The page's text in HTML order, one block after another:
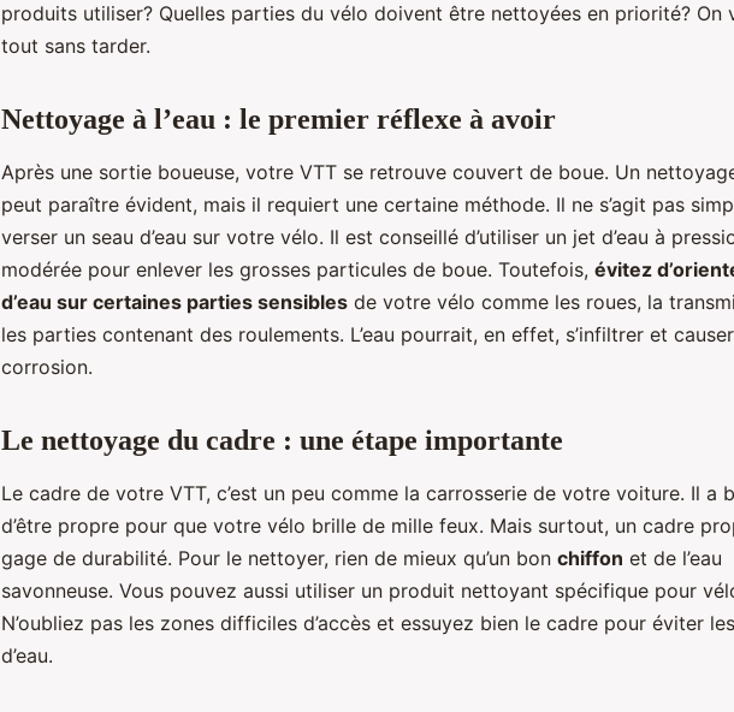
produits utiliser? Quelles parties du vélo doivent être nettoyées en priorité? On
tout sans tarder.
Nettoyage à l’eau : le premier réflexe à avoir
Après une sortie boueuse, votre VTT se retrouve couvert de boue. Un nettoyage
peut paraître évident, mais il requiert une certaine méthode. Il ne s’agit pas
verser un seau d’eau sur votre vélo. Il est conseillé d’utiliser un jet d’eau à
modérée pour enlever les grosses particules de boue. Toutefois, évitez
d’eau sur certaines parties sensibles de votre vélo comme les roues, la
les parties contenant des roulements. L’eau pourrait, en effet, s’infiltrer et
corrosion.
Le nettoyage du cadre : une étape importante
Le cadre de votre VTT, c’est un peu comme la carrosserie de votre voiture. Il a
d’être propre pour que votre vélo brille de mille feux. Mais surtout, un cadre
gage de durabilité. Pour le nettoyer, rien de mieux qu’un bon chiffon et de l’eau
savonneuse. Vous pouvez aussi utiliser un produit nettoyant spécifique pour
N’oubliez pas les zones difficiles d’accès et essuyez bien le cadre pour éviter
d’eau.